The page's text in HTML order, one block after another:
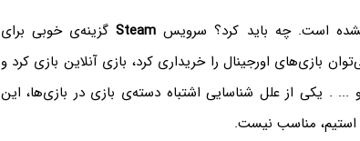
است. چه باید کرد؟ سرویس Steamگزینه‌ی خوبی برای
بازی‌های اورجینال را خریداری کرد، بازی آنلاین بازی کرد و
... . یکی از علل شناسایی اشتباه دسته‌ی بازی در بازی‌ها، این
مناسب نیست.